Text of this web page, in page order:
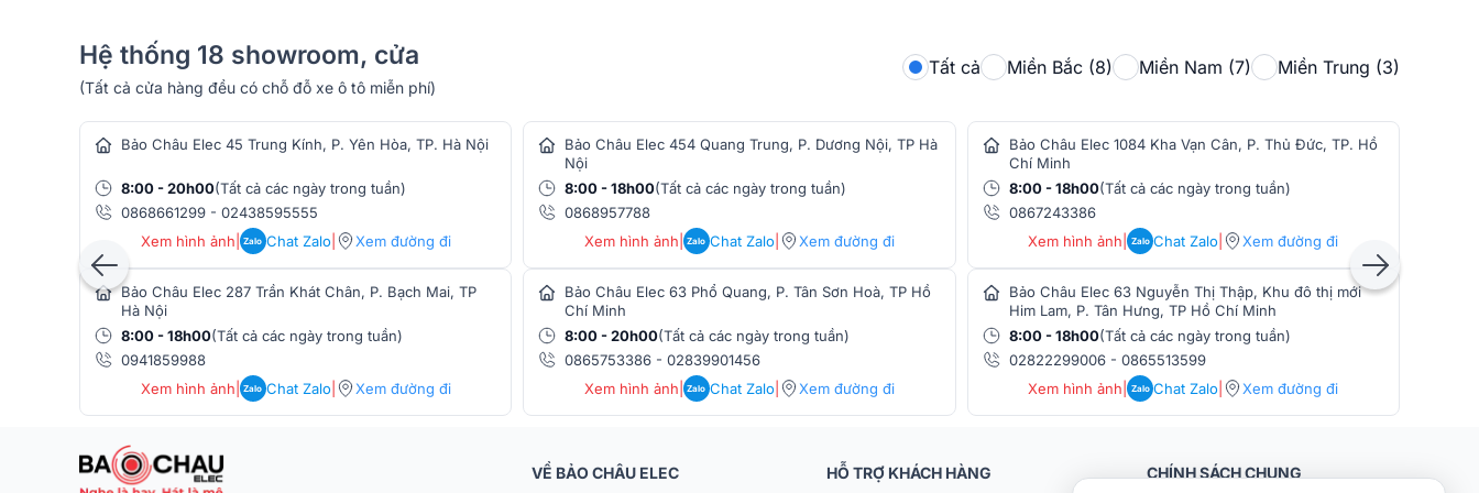
Chất âm đầu ra chuyên nghiệp, ấn tượng
Sự kết hợp hoàn hảo của hệ thống củ loa và công nghệ hiện đại mang đến khả năng chơi tuyệt
mượt mà, trong trẻo nhưng không chói.
Hệ thống 18 showroom, cửa
hàng âm thanh
(Tất cả cửa hàng đều có chỗ đỗ xe ô tô miễn phí)
Tất cả Miền Bắc (8) Miền Nam (7) Miền Trung (3)
Bảo Châu Elec 45 Trung Kính, P. Yên Hòa, TP. Hà Nội
8:00 - 20h00(Tất cả các ngày trong tuần)
0868661299 - 02438595555
Xem hình ảnh
Zalo Chat Zalo| Xem đường đi
Bảo Châu Elec 287 Trần Khát Chân, P. Bạch Mai, TP
Hà Nội
8:00 - 18h00(Tất cả các ngày trong tuần)
0941859988
Xem hình ảnh
Zalo Chat Zalo| Xem đường đi
Bảo Châu Elec 454 Quang Trung, P. Dương Nội, TP Hà
Nội
8:00 - 18h00(Tất cả các ngày trong tuần)
0868957788
Xem hình ảnh
Zalo Chat Zalo| Xem đường đi
Bảo Châu Elec 63 Phổ Quang, P. Tân Sơn Hoà, TP Hồ
Chí Minh
8:00 - 20h00(Tất cả các ngày trong tuần)
0865753386 -02839901456
Xem hình ảnh
Zalo Chat Zalo| Xem đường đi
Bảo Châu Elec 1084 Kha Vạn Cân, P. Thủ Đức, TP. Hồ
Chí Minh
8:00 - 18h00(Tất cả các ngày trong tuần)
0867243386
Xem hình ảnh | Zalo Chat Zalo Xem đường đi
Bảo Châu Elec 63 Nguyễn Thị Thập, Khu đô thị mới
Him Lam, P. Tân Hưng, TP Hồ Chí Minh
8:00 - 18h00(Tất cả các ngày trong tuần)
02822299006- 0865513599
Xem hình ảnh | Zalo Chat Zalo Xem đường đi
VỀ BẢO CHÂU ELEC HỖ TRỢ KHÁCH HÀNG CHÍNH SÁCH CHUNG